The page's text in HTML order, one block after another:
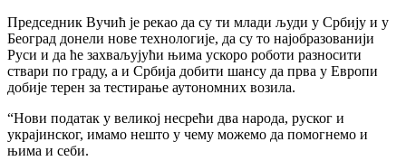
Председник Вучић је рекао да су ти млади људи у Србију и у
Београд донели нове технологије, да су то најобразованији
Руси и да ће захваљујући њима ускоро роботи разносити
ствари по граду, а и Србија добити шансу да прва у Европи
добије терен за тестирање аутономних возила.
“Нови податак у великој несрећи два народа, руског и
украјинског, имамо нешто у чему можемо да помогнемо и
њима и себи.